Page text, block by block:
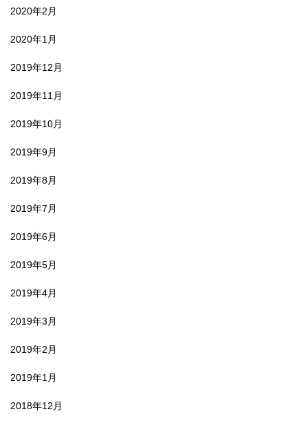
2020年2月
2020年1月
2019年12月
2019年11月
2019年10月
2019年9月
2019年8月
2019年7月
2019年6月
2019年5月
2019年4月
2019年3月
2019年2月
2019年1月
2018年12月